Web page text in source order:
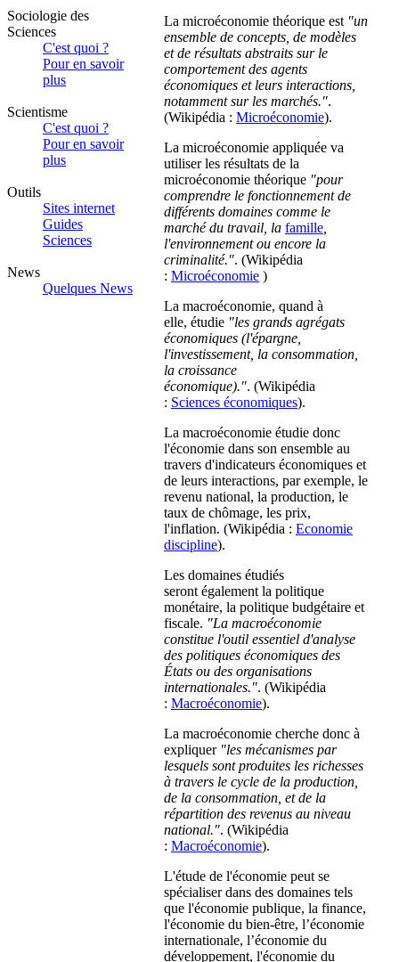
Sociologie des
Sciences
C'est quoi ?
Pour en savoir
plus
Scientisme
C'est quoi ?
Pour en savoir
plus
Outils
Sites internet
Guides
Sciences
News
Quelques News
La microéconomie théorique est "un
ensemble de concepts, de modèles
et de résultats abstraits sur le
comportement des agents
économiques et leurs interactions,
notamment sur les marchés.".
(Wikipédia : Microéconomie).
La microéconomie appliquée va
utiliser les résultats de la
microéconomie théorique "pour
comprendre le fonctionnement de
différents domaines comme le
marché du travail, la famille,
l'environnement ou encore la
criminalité.". (Wikipédia
: Microéconomie )
La macroéconomie, quand à
elle, étudie "les grands agrégats
économiques (l'épargne,
l'investissement, la consommation,
la croissance
économique).". (Wikipédia
: Sciences économiques).
La macroéconomie étudie donc
l'économie dans son ensemble au
travers d'indicateurs économiques et
de leurs interactions, par exemple, le
revenu national, la production, le
taux de chômage, les prix,
l'inflation. (Wikipédia : Economie
discipline).
Les domaines étudiés
seront également la politique
monétaire, la politique budgétaire et
fiscale. "La macroéconomie
constitue l'outil essentiel d'analyse
des politiques économiques des
États ou des organisations
internationales.". (Wikipédia
: Macroéconomie).
La macroéconomie cherche donc à
expliquer "les mécanismes par
lesquels sont produites les richesses
à travers le cycle de la production,
de la consommation, et de la
répartition des revenus au niveau
national.". (Wikipédia
: Macroéconomie).
L'étude de l'économie peut se
spécialiser dans des domaines tels
que l'économie publique, la finance,
l'économie du bien-être, l’économie
internationale, l’économie du
développement, l'économie du